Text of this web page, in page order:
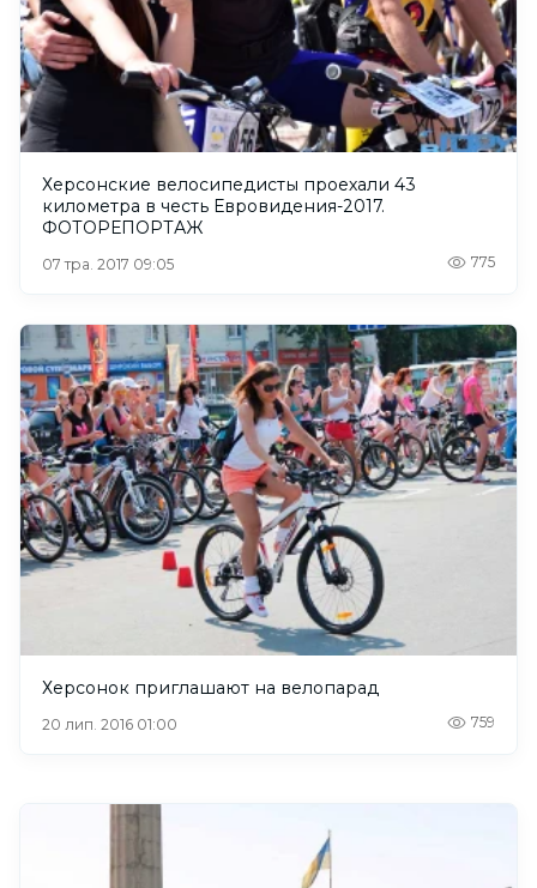
Херсонские велосипедисты проехали 43
километра в честь Евровидения-2017.
ФОТОРЕПОРТАЖ
07 тра. 2017 09:05 775
Херсонок приглашают на велопарад
20 лип. 2016 01:00 759